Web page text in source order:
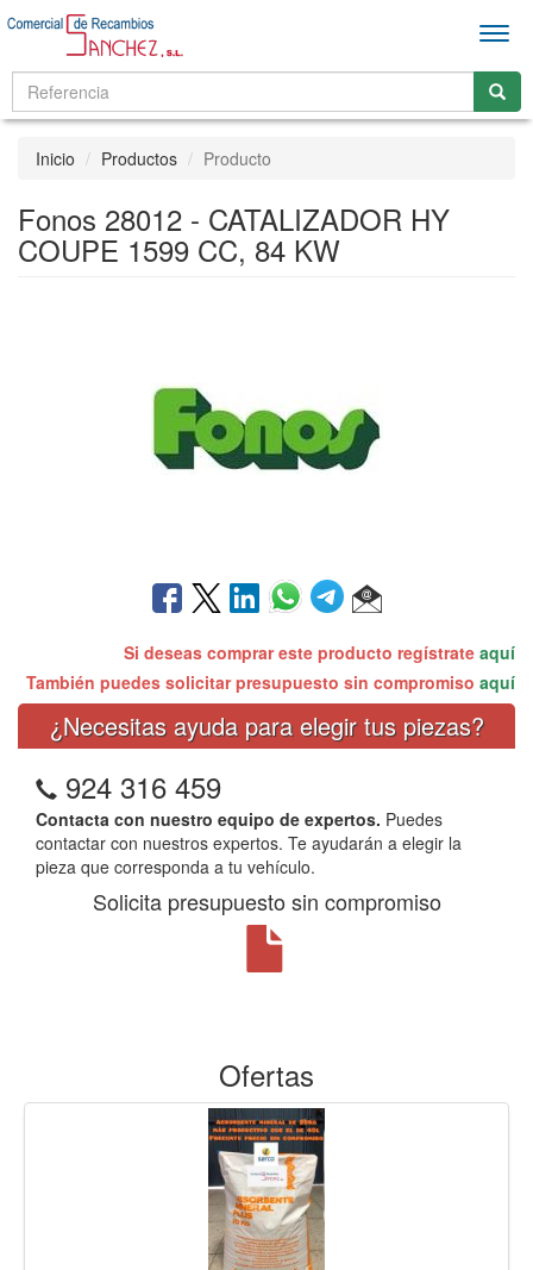
Inicio Productos Producto
Fonos 28012 - CATALIZADOR HY
COUPE 1599 CC, 84 KW
Si deseas comprar este producto regístrate aquí
También puedes solicitar presupuesto sin compromiso aquí
¿Necesitas ayuda para elegir tus piezas?
924 316 459
Contacta con nuestro equipo de expertos. Puedes
contactar con nuestros expertos. Te ayudarán a elegir la
pieza que corresponda a tu vehículo.
Solicita presupuesto sin compromiso
Ofertas